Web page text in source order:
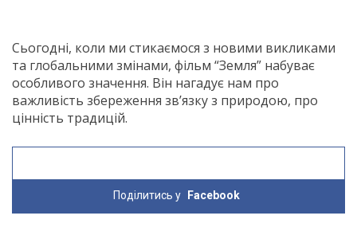
Сьогодні, коли ми стикаємося з новими викликами
та глобальними змінами, фільм “Земля” набуває
особливого значення. Він нагадує нам про
важливість збереження зв’язку з природою, про
цінність традицій.
Поділитись у Facebook